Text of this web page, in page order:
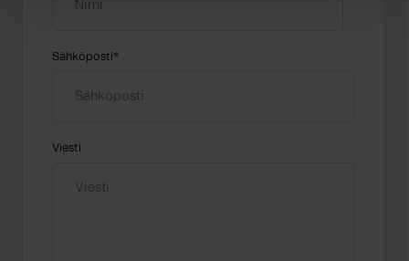
Sähköposti*
Viesti